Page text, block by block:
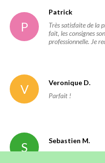
P
Patrick
Très satisfaite de la
fait, les consignes
professionnelle. Je
V
Veronique D.
Parfait !
S
Sebastien M.
Très bon contact